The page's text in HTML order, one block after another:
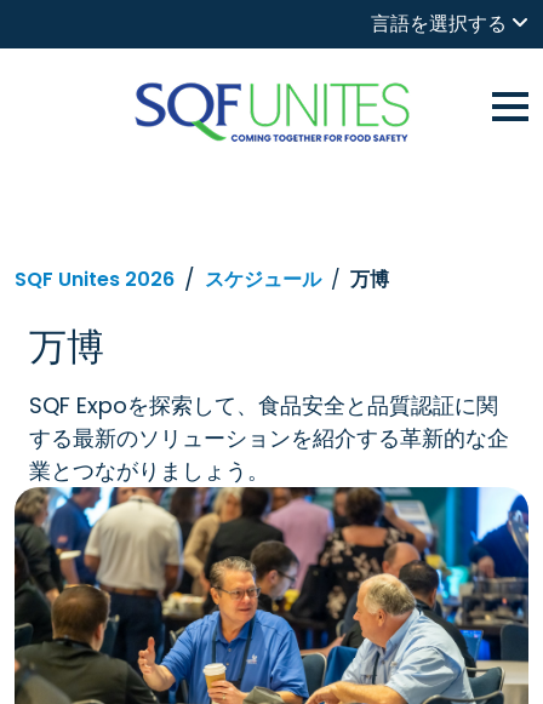
言語を選択する
SQF Unites 2026 スケジュール 万博
万博
SQF Expoを探索して、食品安全と品質認証に関
する最新のソリューションを紹介する革新的な企
業とつながりましょう。